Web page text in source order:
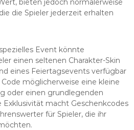
bieten jedoch normalerweise
die Spieler jederzeit erhalten
Event könnte
einen seltenen Charakter-Skin
eines Feiertagsevents verfügbar
möglicherweise eine kleine
oder einen grundlegenden
macht Geschenkcodes
für Spieler, die ihr